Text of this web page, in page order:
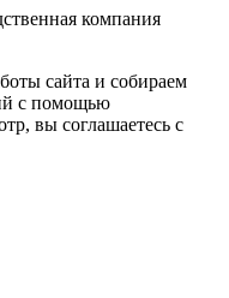
компания
сайта и собираем
с помощью
вы соглашаетесь с